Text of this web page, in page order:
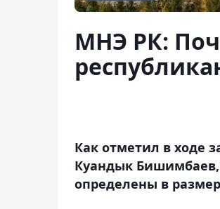
МНЭ РК:
Как отметил в ходе
Куандык Бишимбаев,
определены в